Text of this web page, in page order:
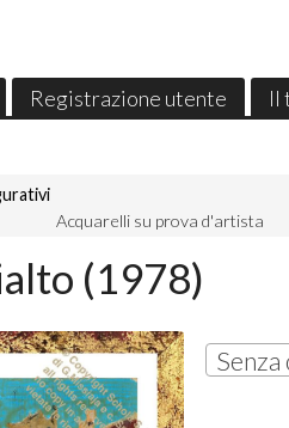
Registrazione utente Il
Acquarelli su prova d'artista
(1978)